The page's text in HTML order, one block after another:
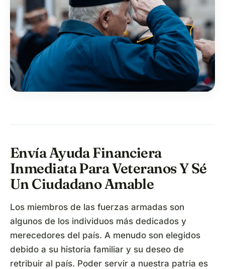
Envía Ayuda Financiera
Inmediata Para Veteranos Y Sé
Un Ciudadano Amable
Los miembros de las fuerzas armadas son
algunos de los individuos más dedicados y
merecedores del país. A menudo son elegidos
debido a su historia familiar y su deseo de
retribuir al país. Poder servir a nuestra patria es